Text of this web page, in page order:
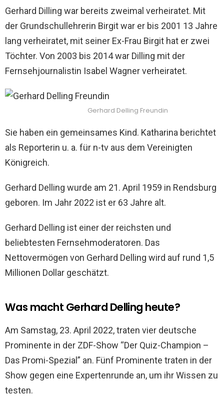
Gerhard Dilling war bereits zweimal verheiratet. Mit
der Grundschullehrerin Birgit war er bis 2001 13 Jahre
lang verheiratet, mit seiner Ex-Frau Birgit hat er zwei
Töchter. Von 2003 bis 2014 war Dilling mit der
Fernsehjournalistin Isabel Wagner verheiratet.
Gerhard Delling Freundin
Sie haben ein gemeinsames Kind. Katharina berichtet
als Reporterin u. a. für n-tv aus dem Vereinigten
Königreich.
Gerhard Delling wurde am 21. April 1959 in Rendsburg
geboren. Im Jahr 2022 ist er 63 Jahre alt.
Gerhard Delling ist einer der reichsten und
beliebtesten Fernsehmoderatoren. Das
Nettovermögen von Gerhard Delling wird auf rund 1,5
Millionen Dollar geschätzt.
Was macht Gerhard Delling heute?
Am Samstag, 23. April 2022, traten vier deutsche
Prominente in der ZDF-Show “Der Quiz-Champion –
Das Promi-Spezial” an. Fünf Prominente traten in der
Show gegen eine Expertenrunde an, um ihr Wissen zu
testen.